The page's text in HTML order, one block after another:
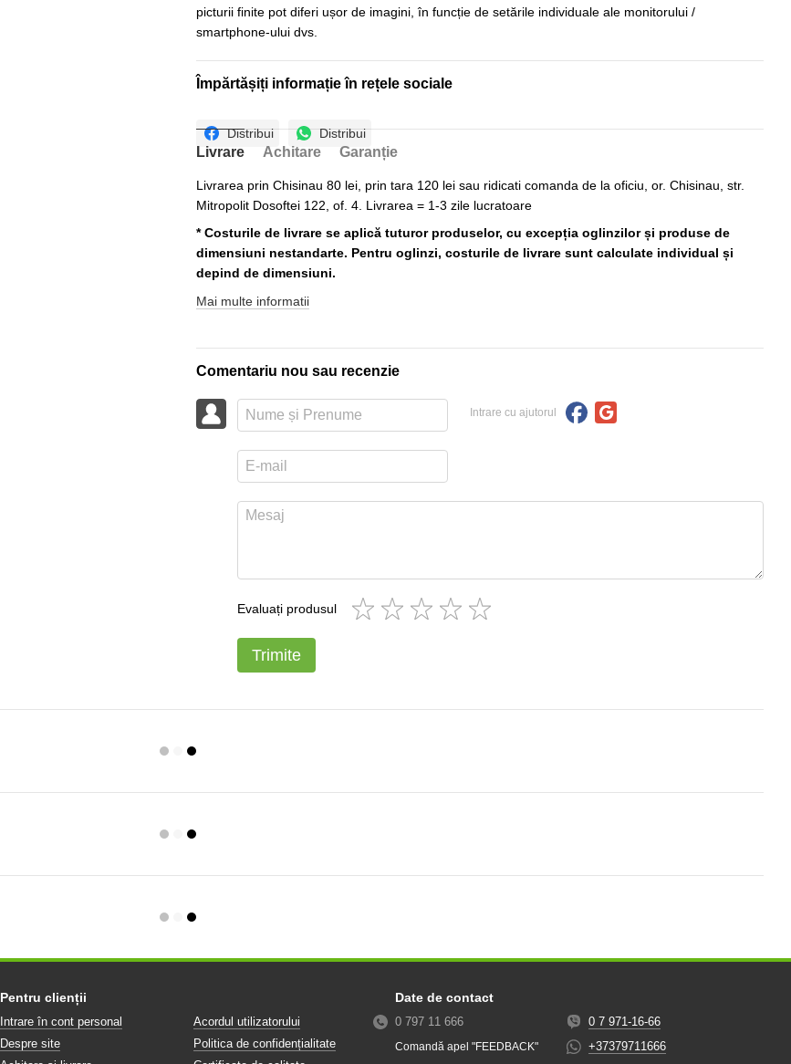
picturii finite pot diferi ușor de imagini, în funcție de setările individuale ale monitorului /
smartphone-ului dvs.
Împărtășiți informație în rețele sociale
Distribui Distribui
Livrare Achitare Garanție
Livrarea prin Chisinau 80 lei, prin tara 120 lei sau ridicati comanda de la oficiu, or. Chisinau, str.
Mitropolit Dosoftei 122, of. 4. Livrarea = 1-3 zile lucratoare
* Costurile de livrare se aplică tuturor produselor, cu excepția oglinzilor și produse de
dimensiuni nestandarte. Pentru oglinzi, costurile de livrare sunt calculate individual și
depind de dimensiuni.
Mai multe informatii
Comentariu nou sau recenzie
Intrare cu ajutorul
Evaluați produsul
Trimite
Pentru clienții
Intrare în cont personal
Despre site
Acordul utilizatorului
Politica de confidențialitate
Date de contact
0 797 11 666
Comandă apel "FEEDBACK"
0 7 971-16-66
+37379711666